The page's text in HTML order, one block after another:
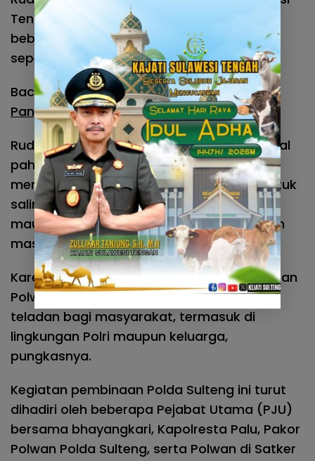
Tengah perbanyak bersyukur karena di
beberapa tempat belum tentu senyaman
seperti bertugas di Sulteng ini, ujarnya.
Baca juga :Misteri Perumahan Nelayan
Pangiang Wajib Bayar Lokasi
Rudy juga mengingatkan, dalam menangkal
paham radikalisme, agar Pakor Polwan
memberikan pemahaman dan edukasi untuk
saling menghargai perbedaan agama
maupun perbedaan yang ada dilingkungan
masing-masing, imbuhnya.
Karena itu, Rudy menekankan kepada jajaran
Polwan Polda Sulteng untuk bisa menjadi
teladan bagi masyarakat, termasuk di
lingkungan Polri maupun keluarga,
pungkasnya.
Kegiatan pembinaan Polda Sulteng ini turut
dihadiri oleh beberapa Pejabat Utama (PJU)
bersama bhayangkari, Kapolresta Palu, Pakor
Polwan Polda Sulteng, serta Polwan di Satker